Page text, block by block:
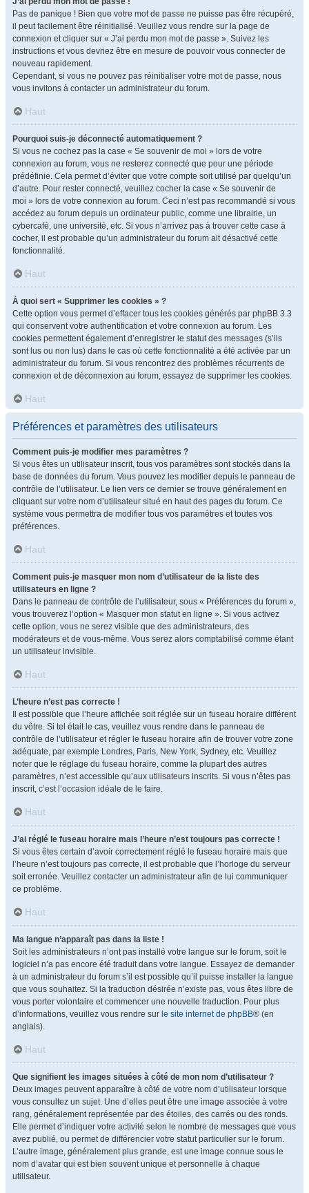
Pas de panique ! Bien que votre mot de passe ne puisse pas être récupéré,
il peut facilement être réinitialisé. Veuillez vous rendre sur la page de
connexion et cliquer sur « J’ai perdu mon mot de passe ». Suivez les
instructions et vous devriez être en mesure de pouvoir vous connecter de
nouveau rapidement.
Cependant, si vous ne pouvez pas réinitialiser votre mot de passe, nous
vous invitons à contacter un administrateur du forum.
Haut
Pourquoi suis-je déconnecté automatiquement ?
Si vous ne cochez pas la case « Se souvenir de moi » lors de votre
connexion au forum, vous ne resterez connecté que pour une période
prédéfinie. Cela permet d’éviter que votre compte soit utilisé par quelqu’un
d’autre. Pour rester connecté, veuillez cocher la case « Se souvenir de
moi » lors de votre connexion au forum. Ceci n’est pas recommandé si vous
accédez au forum depuis un ordinateur public, comme une librairie, un
cybercafé, une université, etc. Si vous n’arrivez pas à trouver cette case à
cocher, il est probable qu’un administrateur du forum ait désactivé cette
fonctionnalité.
Haut
À quoi sert « Supprimer les cookies » ?
Cette option vous permet d’effacer tous les cookies générés par phpBB 3.3
qui conservent votre authentification et votre connexion au forum. Les
cookies permettent également d’enregistrer le statut des messages (s’ils
sont lus ou non lus) dans le cas où cette fonctionnalité a été activée par un
administrateur du forum. Si vous rencontrez des problèmes récurrents de
connexion et de déconnexion au forum, essayez de supprimer les cookies.
Haut
Préférences et paramètres des utilisateurs
Comment puis-je modifier mes paramètres ?
Si vous êtes un utilisateur inscrit, tous vos paramètres sont stockés dans la
base de données du forum. Vous pouvez les modifier depuis le panneau de
contrôle de l’utilisateur. Le lien vers ce dernier se trouve généralement en
cliquant sur votre nom d’utilisateur situé en haut des pages du forum. Ce
système vous permettra de modifier tous vos paramètres et toutes vos
préférences.
Haut
Comment puis-je masquer mon nom d’utilisateur de la liste des
utilisateurs en ligne ?
Dans le panneau de contrôle de l’utilisateur, sous « Préférences du forum »,
vous trouverez l’option « Masquer mon statut en ligne ». Si vous activez
cette option, vous ne serez visible que des administrateurs, des
modérateurs et de vous-même. Vous serez alors comptabilisé comme étant
un utilisateur invisible.
Haut
L’heure n’est pas correcte !
Il est possible que l’heure affichée soit réglée sur un fuseau horaire différent
du vôtre. Si tel était le cas, veuillez vous rendre dans le panneau de
contrôle de l’utilisateur et régler le fuseau horaire afin de trouver votre zone
adéquate, par exemple Londres, Paris, New York, Sydney, etc. Veuillez
noter que le réglage du fuseau horaire, comme la plupart des autres
paramètres, n’est accessible qu’aux utilisateurs inscrits. Si vous n’êtes pas
inscrit, c’est l’occasion idéale de le faire.
Haut
J’ai réglé le fuseau horaire mais l’heure n’est toujours pas correcte !
Si vous êtes certain d’avoir correctement réglé le fuseau horaire mais que
l’heure n’est toujours pas correcte, il est probable que l’horloge du serveur
soit erronée. Veuillez contacter un administrateur afin de lui communiquer
ce problème.
Haut
Ma langue n’apparaît pas dans la liste !
Soit les administrateurs n’ont pas installé votre langue sur le forum, soit le
logiciel n’a pas encore été traduit dans votre langue. Essayez de demander
à un administrateur du forum s’il est possible qu’il puisse installer la langue
que vous souhaitez. Si la traduction désirée n’existe pas, vous êtes libre de
vous porter volontaire et commencer une nouvelle traduction. Pour plus
d’informations, veuillez vous rendre sur le site internet de phpBB® (en
anglais).
Haut
Que signifient les images situées à côté de mon nom d’utilisateur ?
Deux images peuvent apparaître à côté de votre nom d’utilisateur lorsque
vous consultez un sujet. Une d’elles peut être une image associée à votre
rang, généralement représentée par des étoiles, des carrés ou des ronds.
Elle permet d’indiquer votre activité selon le nombre de messages que vous
avez publié, ou permet de différencier votre statut particulier sur le forum.
L’autre image, généralement plus grande, est une image connue sous le
nom d’avatar qui est bien souvent unique et personnelle à chaque
utilisateur.